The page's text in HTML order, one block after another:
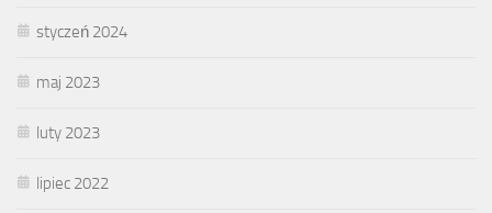
styczeń 2024
maj 2023
luty 2023
lipiec 2022